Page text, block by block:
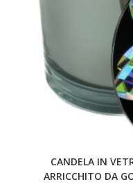
CANDELA IN
ARRICCHITO DA